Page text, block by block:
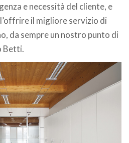
e necessità del cliente, e
il migliore servizio di
da sempre un nostro punto di
Betti.